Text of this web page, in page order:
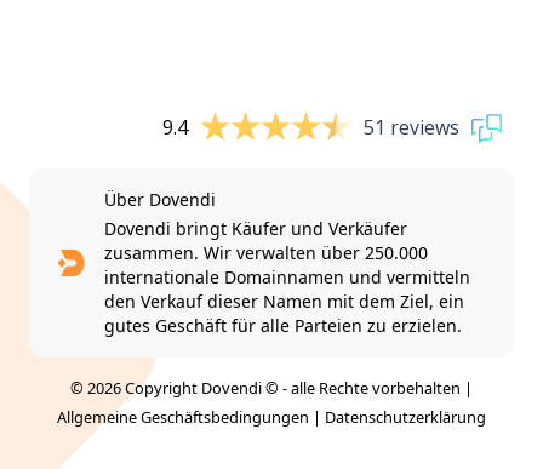
9.4 51 reviews
Über Dovendi
Dovendi bringt Käufer und Verkäufer
zusammen. Wir verwalten über 250.000
internationale Domainnamen und vermitteln
den Verkauf dieser Namen mit dem Ziel, ein
gutes Geschäft für alle Parteien zu erzielen.
© 2026 Copyright Dovendi © - alle Rechte vorbehalten |
Allgemeine Geschäftsbedingungen | Datenschutzerklärung